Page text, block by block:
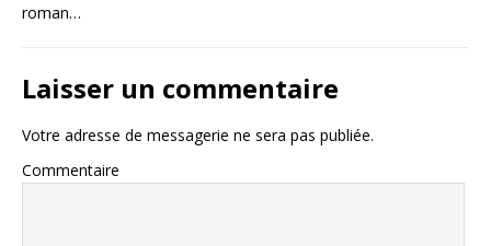
roman…
Laisser un commentaire
Votre adresse de messagerie ne sera pas publiée.
Commentaire